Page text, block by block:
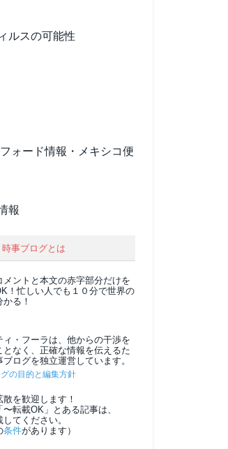
ルスの可能性
ォード情報・メキシコ便
報
事ブログとは
メントと本文の赤字部分だけを
！忙しい人でも１０分で世界の
る！
ィ・フーラは、他からの干渉を
となく、正確な情報を伝えるた
ブログを独立運営しています。
の目的と編集方針
散を歓迎します！
転載OK」とある記事は、
てください。
条件があります）